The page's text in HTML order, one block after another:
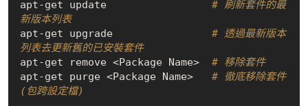
apt-get update # 刷新套件的最
新版本列表
apt-get upgrade # 透過最新版本
列表去更新舊的已安裝套件
apt-get remove <Package Name> # 移除套件
apt-get purge <Package Name> # 徹底移除套件
(包跨設定檔)